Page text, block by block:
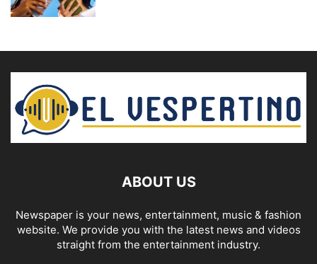
ABOUT US
Newspaper is your news, entertainment, music & fashion
website. We provide you with the latest news and videos
straight from the entertainment industry.